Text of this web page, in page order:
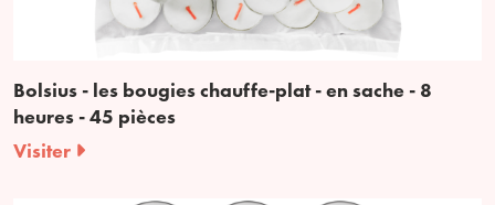
Bolsius - les bougies chauffe-plat - en sache - 8
heures - 45 pièces
Visiter